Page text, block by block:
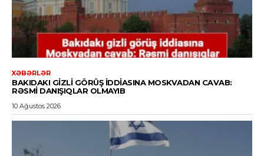
XƏBƏRLƏR
BAKIDAKI GIZLI GÖRÜŞ IDDIASINA MOSKVADAN CAVAB:
RƏSMI DANIŞIQLAR OLMAYIB
10 Ağustos 2026